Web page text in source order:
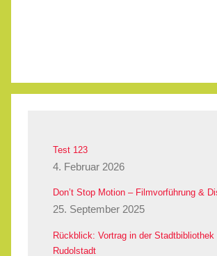
Test 123
4. Februar 2026
Don’t Stop Motion – Filmvorführung &
25. September 2025
Rückblick: Vortrag in der Stadtbibliothek
Rudolstadt